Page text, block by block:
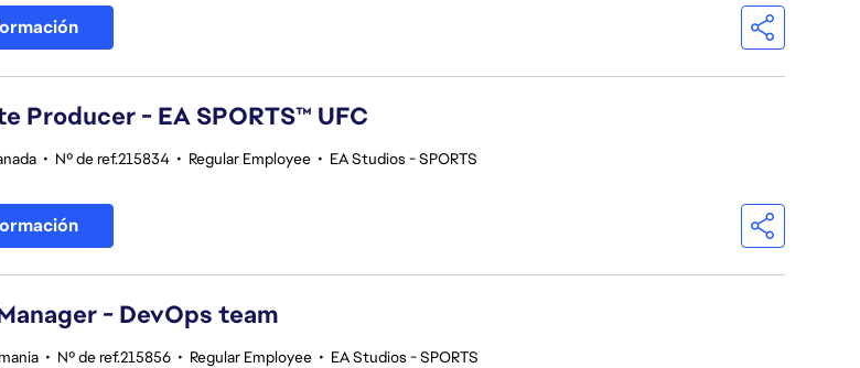
Producer - EA SPORTS™ UFC
• Nº de ref.215834 • Regular Employee • EA Studios - SPORTS
- DevOps team
• Nº de ref.215856 • Regular Employee • EA Studios - SPORTS